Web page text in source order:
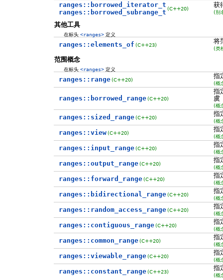
ranges::borrowed_iterator_t
ranges::borrowed_subrange_t (C++20)
获
(别
其他工具
在标头<ranges> 定义
ranges::elements_of (C++23) 将
(类
范围概念
在标头<ranges> 定义
ranges::range (C++20) 指
(概
ranges::borrowed_range (C++20)
指
虞
(概
ranges::sized_range (C++20) 指
(概
ranges::view (C++20) 指
(概
ranges::input_range (C++20) 指
(概
ranges::output_range (C++20) 指
(概
ranges::forward_range (C++20) 指
(概
ranges::bidirectional_range (C++20) 指
(概
ranges::random_access_range (C++20) 指
(概
ranges::contiguous_range (C++20) 指
(概
ranges::common_range (C++20) 指
(概
ranges::viewable_range (C++20) 指
(概
ranges::constant_range (C++23) 指
(概